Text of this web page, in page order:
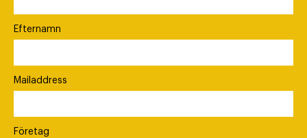
Efternamn
Mailaddress
Företag